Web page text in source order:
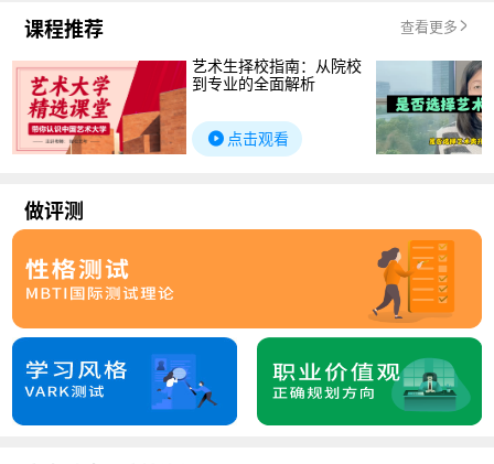
课程推荐 查看更多
艺术生择校指南：从院校
到专业的全面解析
点击观看
做评测